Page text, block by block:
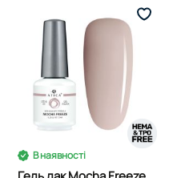
В наявності